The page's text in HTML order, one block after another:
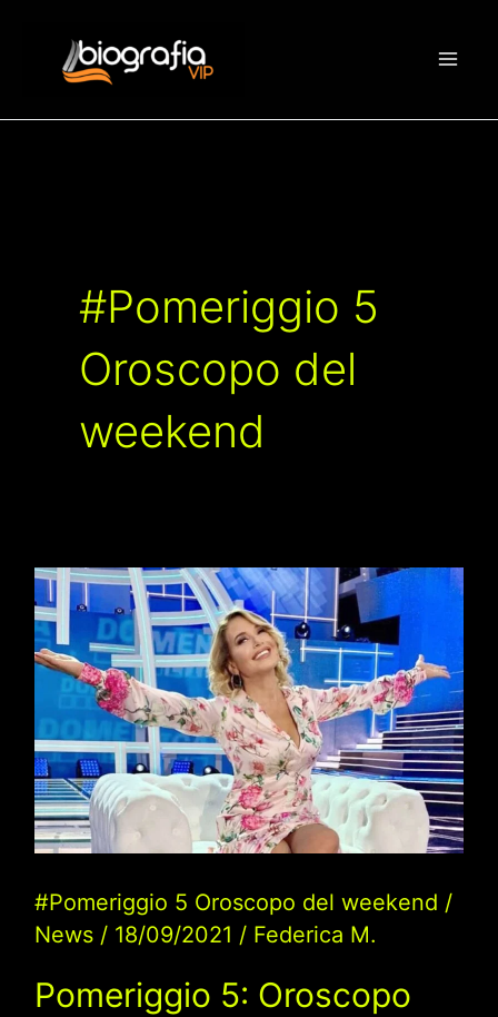
contenuto
#Pomeriggio 5
Oroscopo del
weekend
#Pomeriggio 5 Oroscopo del weekend /
News/ 18/09/2021 / Federica M.
Pomeriggio 5: Oroscopo